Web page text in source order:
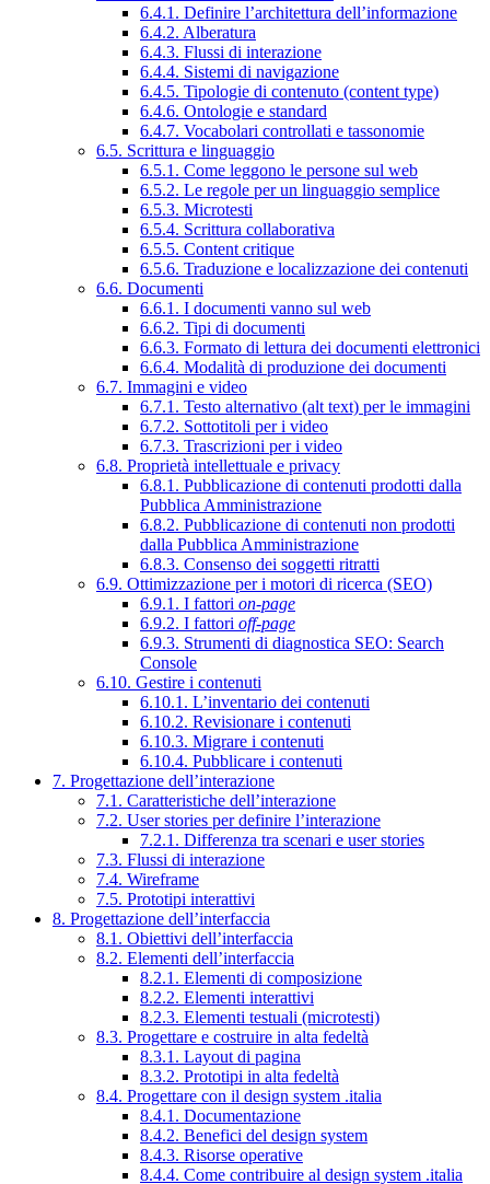
6.4.1. Definire l’architettura dell’informazione
6.4.2. Alberatura
6.4.3. Flussi di interazione
6.4.4. Sistemi di navigazione
6.4.5. Tipologie di contenuto (content type)
6.4.6. Ontologie e standard
6.4.7. Vocabolari controllati e tassonomie
6.5. Scrittura e linguaggio
6.5.1. Come leggono le persone sul web
6.5.2. Le regole per un linguaggio semplice
6.5.3. Microtesti
6.5.4. Scrittura collaborativa
6.5.5. Content critique
6.5.6. Traduzione e localizzazione dei contenuti
6.6. Documenti
6.6.1. I documenti vanno sul web
6.6.2. Tipi di documenti
6.6.3. Formato di lettura dei documenti elettronici
6.6.4. Modalità di produzione dei documenti
6.7. Immagini e video
6.7.1. Testo alternativo (alt text) per le immagini
6.7.2. Sottotitoli per i video
6.7.3. Trascrizioni per i video
6.8. Proprietà intellettuale e privacy
6.8.1. Pubblicazione di contenuti prodotti dalla
Pubblica Amministrazione
6.8.2. Pubblicazione di contenuti non prodotti
dalla Pubblica Amministrazione
6.8.3. Consenso dei soggetti ritratti
6.9. Ottimizzazione per i motori di ricerca (SEO)
6.9.1. I fattori on-page
6.9.2. I fattori off-page
6.9.3. Strumenti di diagnostica SEO: Search
Console
6.10. Gestire i contenuti
6.10.1. L’inventario dei contenuti
6.10.2. Revisionare i contenuti
6.10.3. Migrare i contenuti
6.10.4. Pubblicare i contenuti
7. Progettazione dell’interazione
7.1. Caratteristiche dell’interazione
7.2. User stories per definire l’interazione
7.2.1. Differenza tra scenari e user stories
7.3. Flussi di interazione
7.4. Wireframe
7.5. Prototipi interattivi
8. Progettazione dell’interfaccia
8.1. Obiettivi dell’interfaccia
8.2. Elementi dell’interfaccia
8.2.1. Elementi di composizione
8.2.2. Elementi interattivi
8.2.3. Elementi testuali (microtesti)
8.3. Progettare e costruire in alta fedeltà
8.3.1. Layout di pagina
8.3.2. Prototipi in alta fedeltà
8.4. Progettare con il design system .italia
8.4.1. Documentazione
8.4.2. Benefici del design system
8.4.3. Risorse operative
8.4.4. Come contribuire al design system .italia